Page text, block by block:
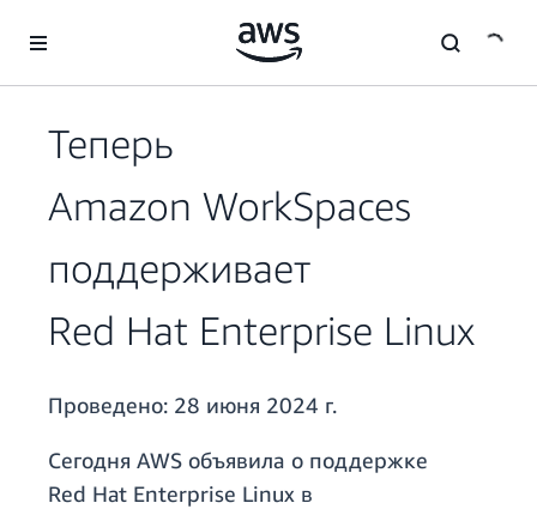
Перейти к главному контенту
Теперь
Amazon WorkSpaces
поддерживает
Red Hat Enterprise Linux
Проведено: 28 июня 2024 г.
Сегодня AWS объявила о поддержке
Red Hat Enterprise Linux в